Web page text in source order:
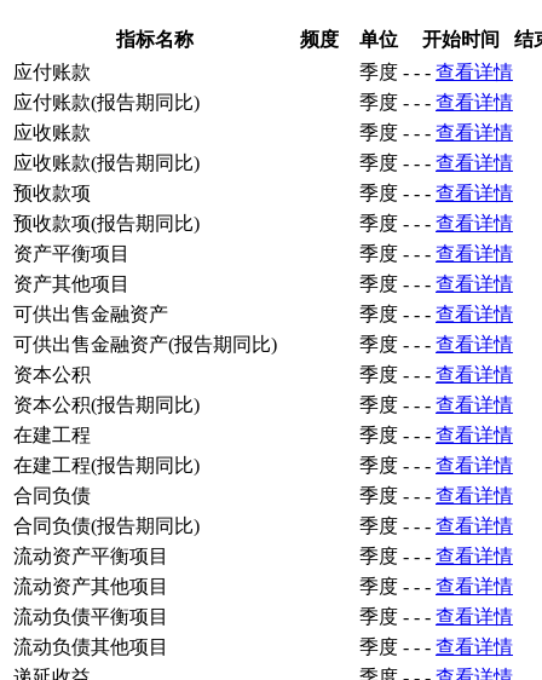
指标名称 频度 单位 开始时间
结
应付账款
季度 - - - 查看详情
应付账款(报告期同比)
季度 - - - 查看详情
应收账款
季度 - - - 查看详情
应收账款(报告期同比)
季度 - - - 查看详情
预收款项
季度 - - - 查看详情
预收款项(报告期同比)
季度 - - - 查看详情
资产平衡项目
季度 - - - 查看详情
资产其他项目
季度 - - - 查看详情
可供出售金融资产
季度 - - - 查看详情
可供出售金融资产(报告期同比)
季度 - - - 查看详情
资本公积
季度 - - - 查看详情
资本公积(报告期同比)
季度 - - - 查看详情
在建工程
季度 - - - 查看详情
在建工程(报告期同比)
季度 - - - 查看详情
合同负债
季度 - - - 查看详情
合同负债(报告期同比)
季度 - - - 查看详情
流动资产平衡项目
季度 - - - 查看详情
流动资产其他项目
季度 - - - 查看详情
流动负债平衡项目
季度 - - - 查看详情
流动负债其他项目
季度 - - - 查看详情